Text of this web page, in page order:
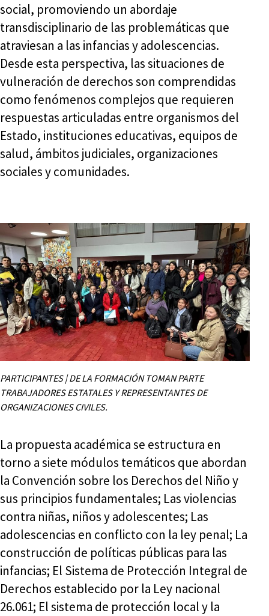
social, promoviendo un abordaje
transdisciplinario de las problemáticas que
atraviesan a las infancias y adolescencias.
Desde esta perspectiva, las situaciones de
vulneración de derechos son comprendidas
como fenómenos complejos que requieren
respuestas articuladas entre organismos del
Estado, instituciones educativas, equipos de
salud, ámbitos judiciales, organizaciones
sociales y comunidades.
PARTICIPANTES | DE LA FORMACIÓN TOMAN PARTE
TRABAJADORES ESTATALES Y REPRESENTANTES DE
ORGANIZACIONES CIVILES.
La propuesta académica se estructura en
torno a siete módulos temáticos que abordan
la Convención sobre los Derechos del Niño y
sus principios fundamentales; Las violencias
contra niñas, niños y adolescentes; Las
adolescencias en conflicto con la ley penal; La
construcción de políticas públicas para las
infancias; El Sistema de Protección Integral de
Derechos establecido por la Ley nacional
26.061; El sistema de protección local y la